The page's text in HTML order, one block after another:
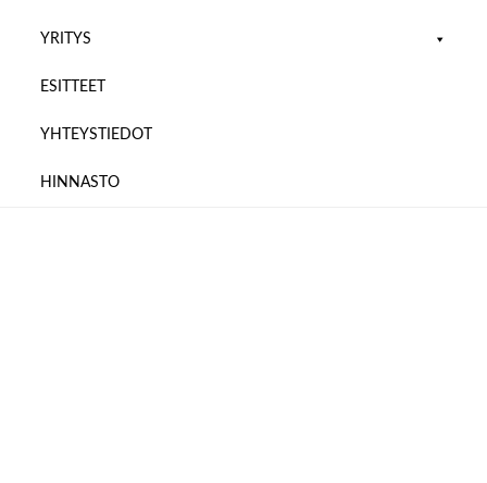
YRITYS
ESITTEET
YHTEYSTIEDOT
HINNASTO